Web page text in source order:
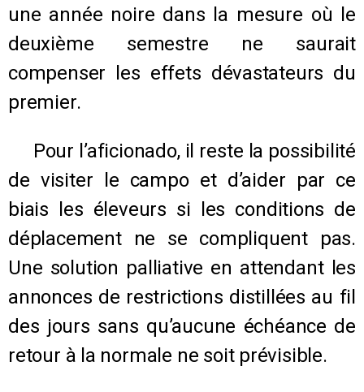
une année noire dans la mesure où le
deuxième semestre ne saurait
compenser les effets dévastateurs du
premier.
Pour l’aficionado, il reste la possibilité
de visiter le campo et d’aider par ce
biais les éleveurs si les conditions de
déplacement ne se compliquent pas.
Une solution palliative en attendant les
annonces de restrictions distillées au fil
des jours sans qu’aucune échéance de
retour à la normale ne soit prévisible.